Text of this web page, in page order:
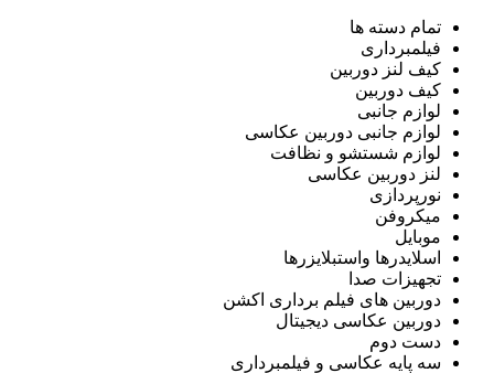
تمام دسته ها
فیلمبرداری
کیف لنز دوربین
کیف دوربین
لوازم جانبی
لوازم جانبی دوربین عکاسی
لوازم شستشو و نظافت
لنز دوربین عکاسی
نورپردازی
میکروفن
موبایل
اسلایدرها واستبلایزرها
تجهیزات صدا
دوربین های فیلم برداری اکشن
دوربین عکاسی دیجیتال
دست دوم
سه پایه عکاسی و فیلمبرداری